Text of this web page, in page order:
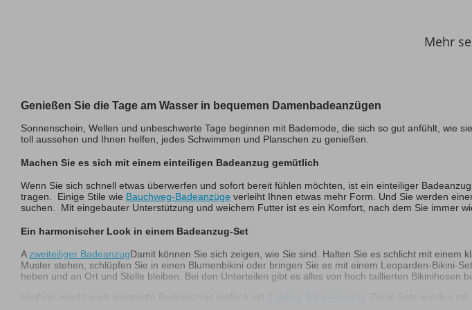
Mehr
Genießen Sie die Tage am Wasser in bequemen Damenbadeanzügen
Sonnenschein, Wellen und unbeschwerte Tage beginnen mit Bademode, die sich so gut anfühlt, wie
toll aussehen und Ihnen helfen, jedes Schwimmen und Planschen zu genießen.
Machen Sie es sich mit einem einteiligen Badeanzug gemütlich
Wenn Sie sich schnell etwas überwerfen und sofort bereit fühlen möchten, ist ein einteiliger
tragen. Einige Stile wie Bauchweg-Badeanzüge verleiht Ihnen etwas mehr Form. Und Sie werden
suchen. Mit eingebauter Unterstützung und weichem Futter ist es ein Komfort, nach dem Sie immer
Ein harmonischer Look in einem Badeanzug-Set
Azweiteiliger BadeanzugDamit können Sie sich zeigen, wie Sie sind. Halten Sie es schlicht mit
Muster stehen, schlüpfen Sie in einen Blumenbikini oder bringen Sie es mit einem Leoparden-Bikini-
heben und an Ort und Stelle bleiben. Bei den Unterteilen gibt es alles von hoch taillierten Bikinihosen
Voghion macht auch komplette Badeanzüge einfach mit 3-teilige Schwimmsets
. Diese Sets werden